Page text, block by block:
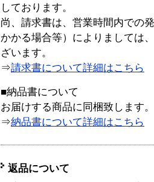
しております。
尚、請求書は、営業時間内での
かかる場合等）によりましては
ざいます。
⇒請求書について詳細はこちら
■納品書について
お届けする商品に同梱致します。
⇒納品書について詳細はこちら
返品について